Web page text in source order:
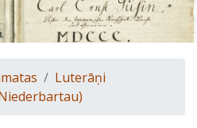
Luterāņi